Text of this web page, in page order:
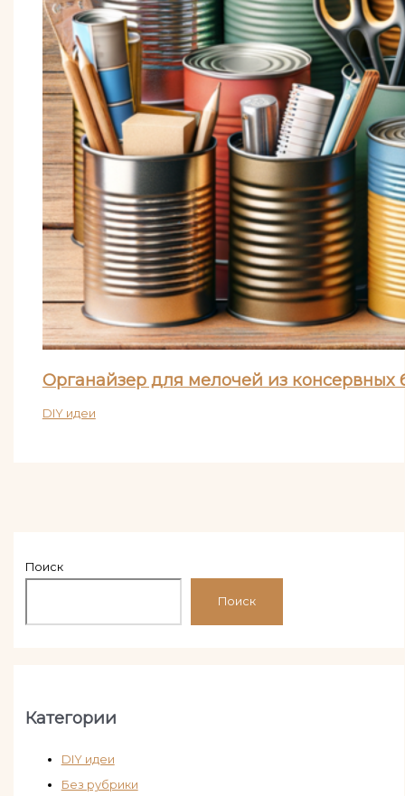
Поиск
Поиск
Категории
DIY идеи
Без рубрики
Органайзер для мелочей из консервных
DIY идеи